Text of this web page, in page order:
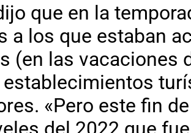
que en la
a los que estaban
(en las vacaciones
«Pero este fin